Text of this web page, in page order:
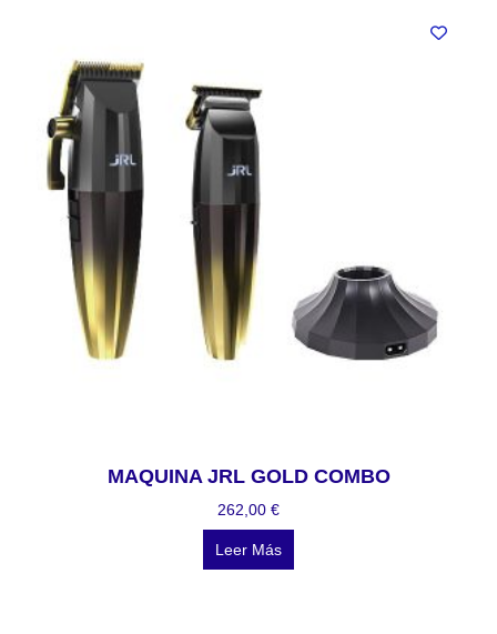
MAQUINA JRL GOLD COMBO
262,00 €
Leer Más